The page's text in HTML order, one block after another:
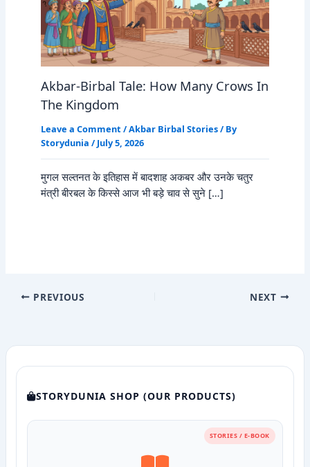
Akbar-Birbal Tale: How Many Crows In
The Kingdom
Leave a Comment /Akbar Birbal Stories/ By
Storydunia / July 5, 2026
मुगल सल्तनत के इतिहास में बादशाह अकबर और उनके चतुर
मंत्री बीरबल के किस्से आज भी बड़े चाव से सुने […]
PREVIOUS NEXT
STORYDUNIA SHOP (OUR PRODUCTS)
STORIES / E-BOOK